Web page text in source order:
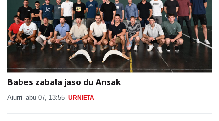
Babes zabala jaso du Ansak
Aiurri abu 07, 13:55 URNIETA